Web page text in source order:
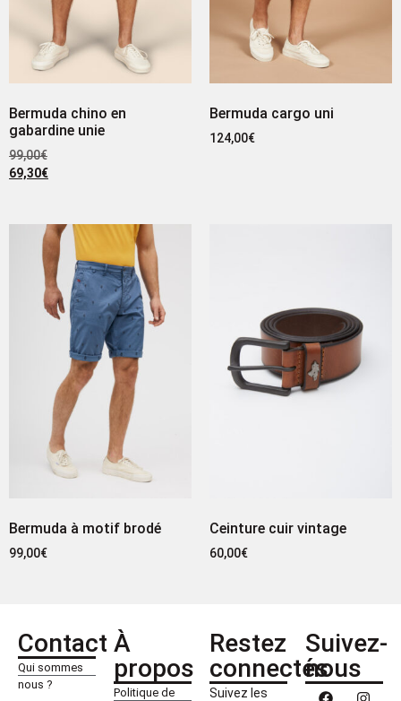
Bermuda chino en
gabardine unie
99,00€
69,30€
Bermuda cargo uni
124,00€
Bermuda à motif brodé
99,00€
Ceinture cuir vintage
60,00€
Contact
Qui sommes
nous ?
À
propos
Politique de
Restez
connectés
Suivez les
Suivez-
nous